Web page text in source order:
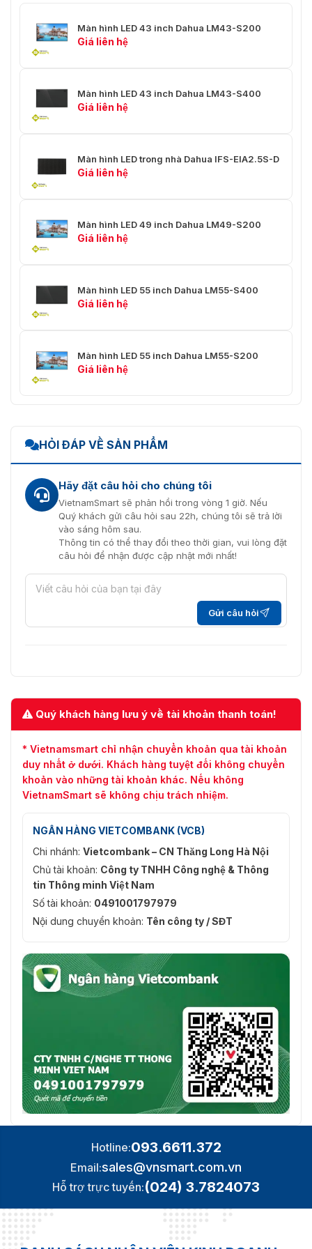
Màn hình LED 43 inch Dahua LM43-S200
Giá liên hệ
Màn hình LED 43 inch Dahua LM43-S400
Giá liên hệ
Màn hình LED trong nhà Dahua IFS-EIA2.5S-D
Giá liên hệ
Màn hình LED 49 inch Dahua LM49-S200
Giá liên hệ
Màn hình LED 55 inch Dahua LM55-S400
Giá liên hệ
Màn hình LED 55 inch Dahua LM55-S200
Giá liên hệ
HỎI ĐÁP VỀ SẢN PHẨM
Hãy đặt câu hỏi cho chúng tôi
VietnamSmart sẽ phản hồi trong vòng 1 giờ. Nếu
Quý khách gửi câu hỏi sau 22h, chúng tôi sẽ trả lời
vào sáng hôm sau.
Thông tin có thể thay đổi theo thời gian, vui lòng đặt
câu hỏi để nhận được cập nhật mới nhất!
Gửi câu hỏi
Quý khách hàng lưu ý về tài khoản thanh toán!
* Vietnamsmart chỉ nhận chuyển khoản qua tài khoản
duy nhất ở dưới. Khách hàng tuyệt đối không chuyển
khoản vào những tài khoản khác. Nếu không
VietnamSmart sẽ không chịu trách nhiệm.
NGÂN HÀNG VIETCOMBANK (VCB)
Chi nhánh: Vietcombank – CN Thăng Long Hà Nội
Chủ tài khoản: Công ty TNHH Công nghệ & Thông
tin Thông minh Việt Nam
Số tài khoản: 0491001797979
Nội dung chuyển khoản: Tên công ty / SĐT
Hotline:093.6611.372
Email:sales@vnsmart.com.vn
Hỗ trợ trực tuyến:(024) 3.7824073